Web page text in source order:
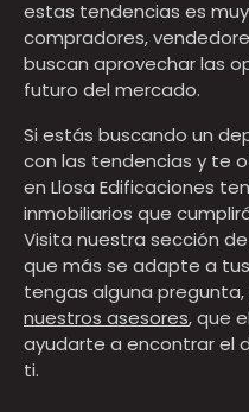
estas tendencias es
compradores,
buscan aprovechar las
futuro del mercado.
Si estás buscando un
con las tendencias y te
en Llosa Edificaciones
inmobiliarios que
Visita nuestra sección
que más se adapte a
tengas alguna pregunta,
nuestros asesores, que
ayudarte a encontrar el
ti.